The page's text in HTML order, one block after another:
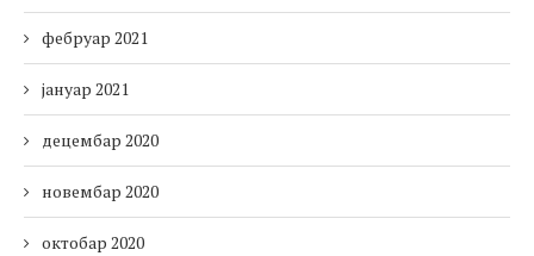
фебруар 2021
јануар 2021
децембар 2020
новембар 2020
октобар 2020